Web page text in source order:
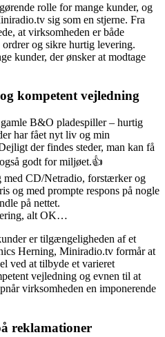
rolle for mange kunder, og
sig som en stjerne. Fra
at virksomheden er både
og sikre hurtig levering.
kunder, der ønsker at modtage
kompetent vejledning
B&O pladespiller – hurtig
har fået nyt liv og min
der findes steder, man kan få
godt for miljøet.👍
med CD/Netradio, forstærker og
og med prompte respons på nogle
på nettet.
alt OK…
er tilgængeligheden af et
Herning, Miniradio.tv formår at
ved at tilbyde et varieret
vejledning og evnen til at
virksomheden en imponerende
reklamationer